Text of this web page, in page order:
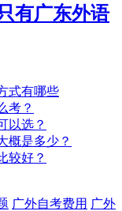
有广东外语
式有哪些
考？
以选？
概是多少？
较好？
广外自考费用 广外